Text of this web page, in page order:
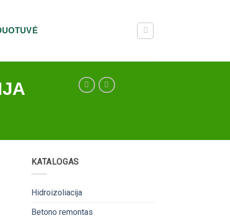
KATALOGAS
Hidroizoliacija
Betono remontas